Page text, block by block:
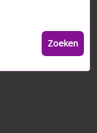
Zoeken